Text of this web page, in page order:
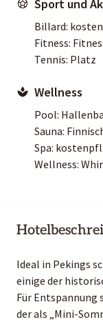
Sport und
Billard:
Fitness:
Tennis: Platz
Wellness
Pool:
Sauna:
Spa:
Wellness:
Ideal in Pekings
einige der
Für Entspannung
der als „Mini-